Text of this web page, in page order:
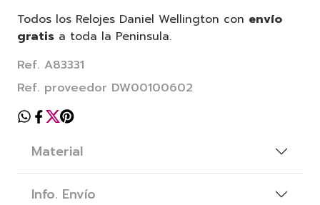
Todos los Relojes Daniel Wellington con envío
gratis a toda la Peninsula.
Ref. A83331
Ref. proveedor DW00100602
Material
Info. Envío